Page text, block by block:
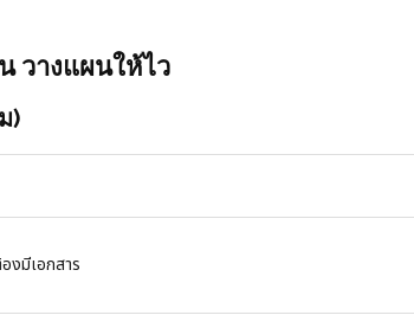
วางแผนให้ไว
)
งมีเอกสาร